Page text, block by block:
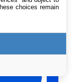
128Go
Tiers)
tests et
choices remain